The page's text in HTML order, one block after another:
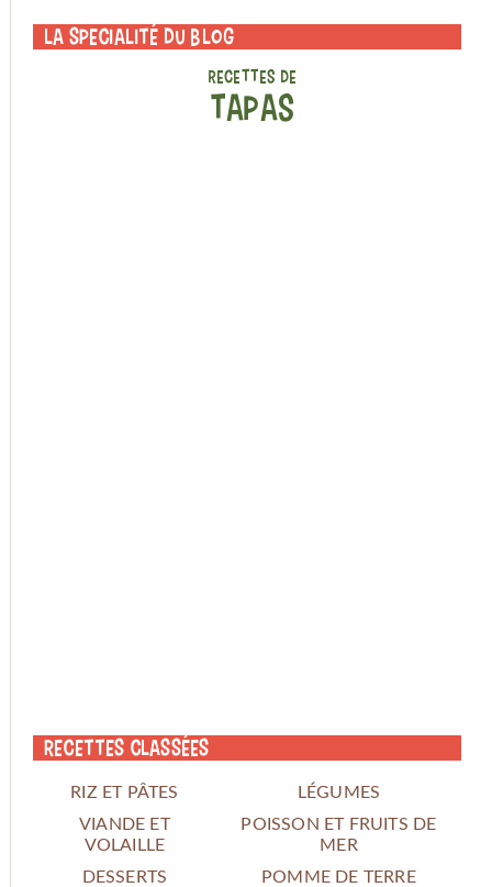
La specialité du blog
RECETTES DE
TAPAS
Recettes classées
RIZ ET PÂTES
LÉGUMES
VIANDE ET
VOLAILLE
POISSON ET FRUITS DE
MER
DESSERTS
POMME DE TERRE